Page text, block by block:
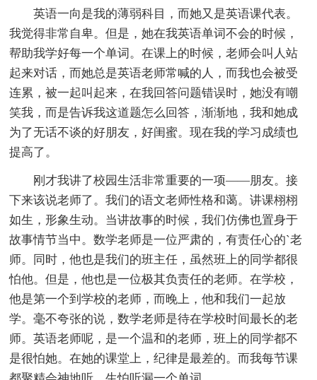
英语一向是我的薄弱科目，而她又是英语课代表。
我觉得非常自卑。但是，她在我英语单词不会的时候，
帮助我学好每一个单词。在课上的时候，老师会叫人站
起来对话，而她总是英语老师常喊的人，而我也会被受
连累，被一起叫起来，在我回答问题错误时，她没有嘲
笑我，而是告诉我这道题怎么回答，渐渐地，我和她成
为了无话不谈的好朋友，好闺蜜。现在我的学习成绩也
提高了。
刚才我讲了校园生活非常重要的一项——朋友。接
下来该说老师了。我们的语文老师性格和蔼。讲课栩栩
如生，形象生动。当讲故事的时候，我们仿佛也置身于
故事情节当中。数学老师是一位严肃的，有责任心的`老
师。同时，他也是我们的班主任，虽然班上的同学都很
怕他。但是，他也是一位极其负责任的老师。在学校，
他是第一个到学校的老师，而晚上，他和我们一起放
学。毫不夸张的说，数学老师是待在学校时间最长的老
师。英语老师呢，是一个温和的老师，班上的同学都不
是很怕她。在她的课堂上，纪律是最差的。而我每节课